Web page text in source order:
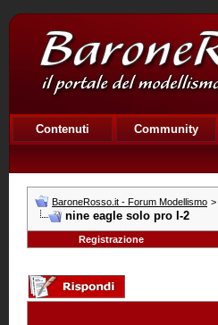
Contenuti Community
BaroneRosso.it - Forum Modellismo >
nine eagle solo pro I-2
Registrazione